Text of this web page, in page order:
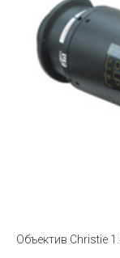
Объектив Christie